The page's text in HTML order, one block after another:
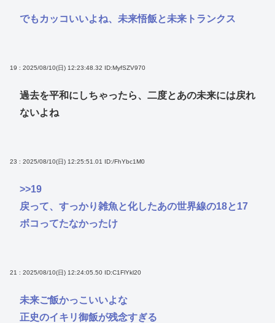
でもカッコいいよね、未来悟飯と未来トランクス
19 : 2025/08/10(日) 12:23:48.32 ID:MyfSZV970
過去を平和にしちゃったら、二度とあの未来には戻れ
ないよね
23 : 2025/08/10(日) 12:25:51.01 ID:/FhYbc1M0
>>19
戻って、すっかり雑魚と化したあの世界線の18と17
ボコってたなかったけ
21 : 2025/08/10(日) 12:24:05.50 ID:C1FlYkl20
未来ご飯かっこいいよな
正史のイキリ御飯が残念すぎる